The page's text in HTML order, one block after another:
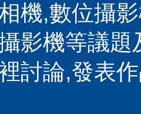
機,數位攝
影機等議題
討論,發表